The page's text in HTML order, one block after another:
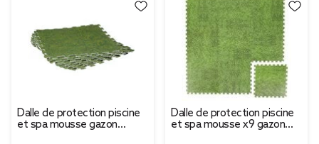
Dalle de protection piscine
et spa mousse gazon
Dalle de protection piscine
et spa mousse x9 gazon